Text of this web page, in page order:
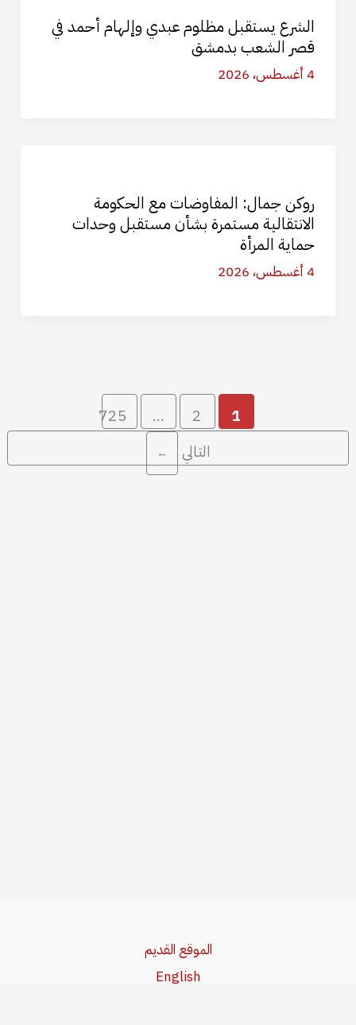
الشرع يستقبل مظلوم عبدي وإلهام أحمد في
قصر الشعب بدمشق
4 أغسطس، 2026
روكن جمال: المفاوضات مع الحكومة
الانتقالية مستمرة بشأن مستقبل وحدات
حماية المرأة
4 أغسطس، 2026
1
2
…
725
التالي
←
الموقع القديم
English